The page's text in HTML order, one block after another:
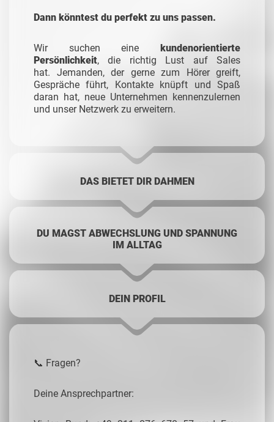
Dann könntest du perfekt zu uns passen.
Wir suchen eine kundenorientierte
Persönlichkeit, die richtig Lust auf Sales
hat. Jemanden, der gerne zum Hörer greift,
Gespräche führt, Kontakte knüpft und Spaß
daran hat, neue Unternehmen kennenzulernen
und unser Netzwerk zu erweitern.
DAS BIETET DIR DAHMEN
DU MAGST ABWECHSLUNG UND SPANNUNG
IM ALLTAG
DEIN PROFIL
📞 Fragen?
Deine Ansprechpartner: